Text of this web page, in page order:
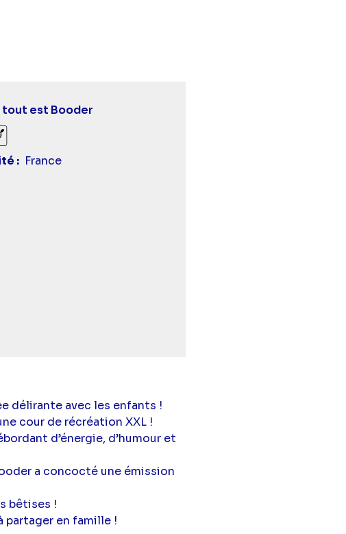
est Booder - Vendredi tout est Booder" sur twitter
tout est Booder - Vendredi tout est Booder" sur facebook
est Booder
et malentendants
France
délirante avec les enfants !
cour de récréation XXL !
d’énergie, d’humour et
a concocté une émission
bêtises !
partager en famille !